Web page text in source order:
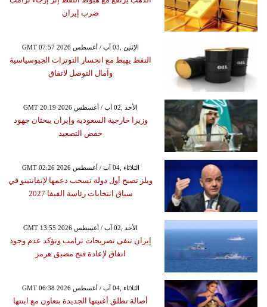
ضرب إيران
GMT 07:57 2026 الإثنين ,03 آب / أغسطس
النفط يهبط مع انحسار التوترات الجيوسياسية
وآمال التوصل لاتفاق
GMT 20:19 2026 الأحد ,02 آب / أغسطس
وزيرا خارجية السعودية وإيران يبحثان جهود
خفض التصعيد
GMT 02:26 2026 الثلاثاء ,04 آب / أغسطس
ويلز تصبح أول دولة تسحب دعمها لإنفانتينو في
سباق انتخابات رئاسة الفيفا 2027
GMT 13:55 2026 الأحد ,02 آب / أغسطس
إيران تنفي تصريحات ترامب وتؤكد عدم وجود
اتفاق لإعادة فتح مضيق هرمز
GMT 06:38 2026 الثلاثاء ,04 آب / أغسطس
أصالة تطلق أغنيتها الجديدة بتعاون مع ابنتها